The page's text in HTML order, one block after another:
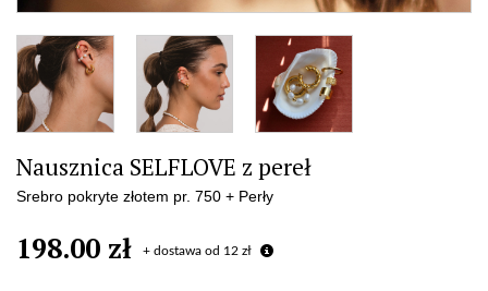
Nausznica SELFLOVE z pereł
Srebro pokryte złotem pr. 750 + Perły
198.00 zł + dostawa od 12 zł